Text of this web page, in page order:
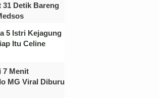
31 Detik Bareng
5 Istri Kejagung
Itu Celine
7 Menit
MG Viral Diburu